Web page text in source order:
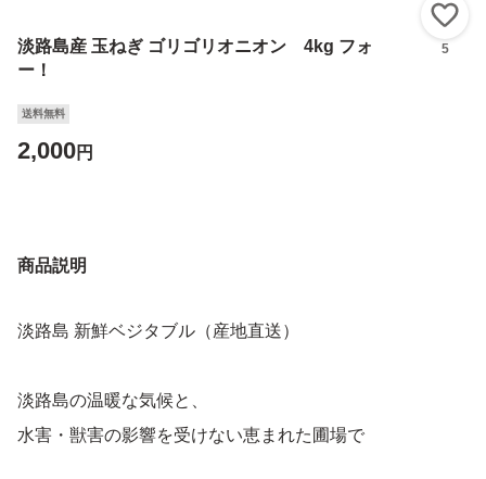
淡路島産 玉ねぎ ゴリゴリオニオン 4kg フォ
ー！
5
送料無料
2,000円
商品説明
淡路島 新鮮ベジタブル（産地直送）
淡路島の温暖な気候と、
水害・獣害の影響を受けない恵まれた圃場で